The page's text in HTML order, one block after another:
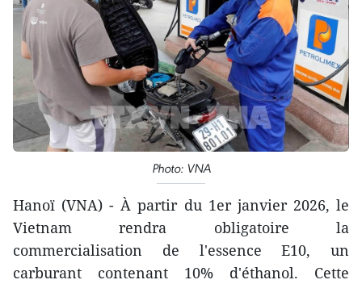
Photo: VNA
Hanoï (VNA) - À partir du 1er janvier 2026, le
Vietnam rendra obligatoire la
commercialisation de l'essence E10, un
carburant contenant 10% d'éthanol. Cette